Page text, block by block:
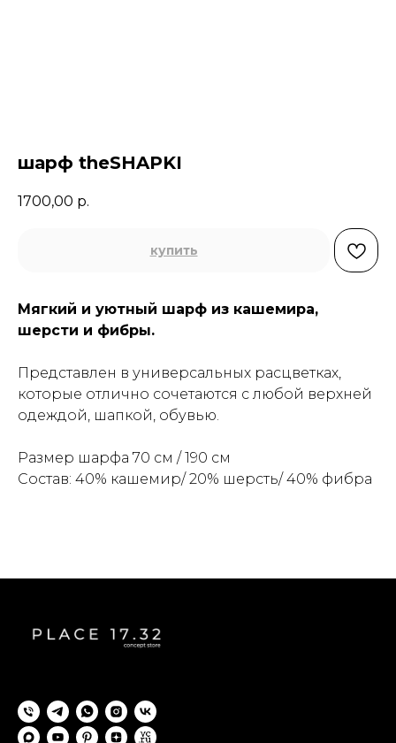
шарф theSHAPKI
1700,00 р.
купить
Мягкий и уютный шарф из кашемира,
шерсти и фибры.
Представлен в универсальных расцветках,
которые отлично сочетаются с любой верхней
одеждой, шапкой, обувью.
Размер шарфа 70 см / 190 см
Состав: 40% кашемир/ 20% шерсть/ 40% фибра